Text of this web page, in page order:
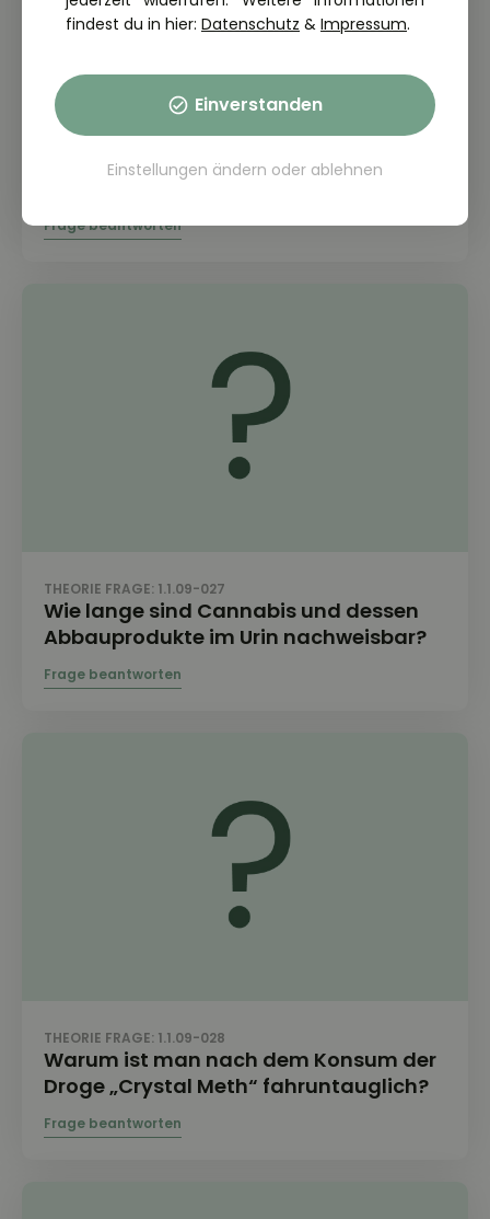
THEORIE FRAGE: 1.1.09-026
Warum ist bereits der einmalige
Konsum von Drogen für die Teilnahme
am Straßenverkehr gefährlich?
THEORIE FRAGE: 1.1.09-027
Wie lange sind Cannabis und dessen
Abbauprodukte im Urin nachweisbar?
THEORIE FRAGE: 1.1.09-028
Warum ist man nach dem Konsum der
Droge „Crystal Meth“ fahruntauglich?
findest du in hier: Datenschutz & Impressum.
Einverstanden
Einstellungen ändern oder ablehnen